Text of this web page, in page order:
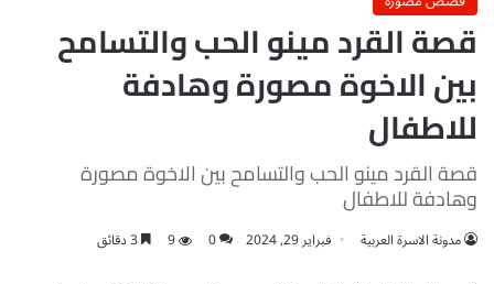
قصة القرد مينو الحب والتسامح
بين الاخوة مصورة وهادفة
للاطفال
قصة القرد مينو الحب والتسامح بين الاخوة مصورة
وهادفة للاطفال
مدونة الاسرة العربية فبراير 29, 2024 0
9